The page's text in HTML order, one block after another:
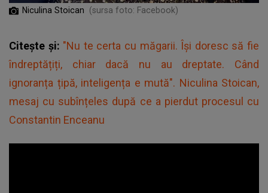
Niculina Stoican (sursa foto: Facebook)
Citește și: "Nu te certa cu măgarii. Își doresc să fie
îndreptățiți, chiar dacă nu au dreptate. Când
ignoranța țipă, inteligența e mută". Niculina Stoican,
mesaj cu subînțeles după ce a pierdut procesul cu
Constantin Enceanu